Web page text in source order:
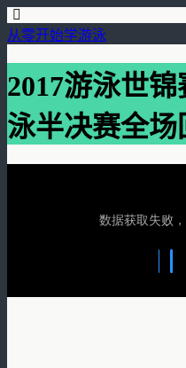
从零开始学游泳
2017游泳世
泳半决赛全场